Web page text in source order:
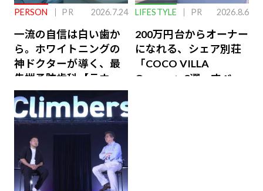
PERSON PR 2026.7.24
一流の自信は白い歯か
ら。ホワイトニングの
神ドクターが導く、最
先端予防歯科【ラウン
ジ会員特典あり】
LIFESTYLE PR 2026.8.6
200万円台からオーナー
になれる、シェア別荘
「COCO VILLA
Owners」3選。すべて